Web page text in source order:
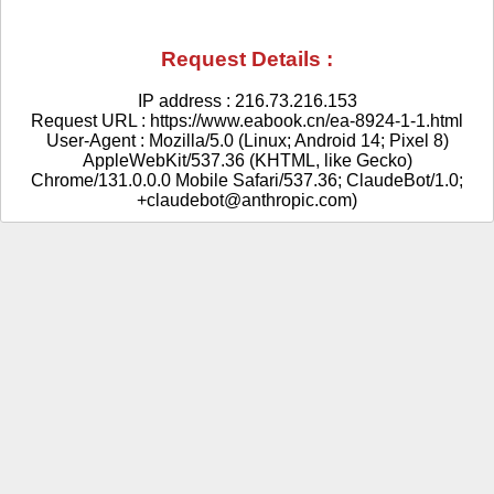
Request Details :
IP address : 216.73.216.153
Request URL : https://www.eabook.cn/ea-8924-1-1.html
User-Agent : Mozilla/5.0 (Linux; Android 14; Pixel 8)
AppleWebKit/537.36 (KHTML, like Gecko)
Chrome/131.0.0.0 Mobile Safari/537.36; ClaudeBot/1.0;
+claudebot@anthropic.com)